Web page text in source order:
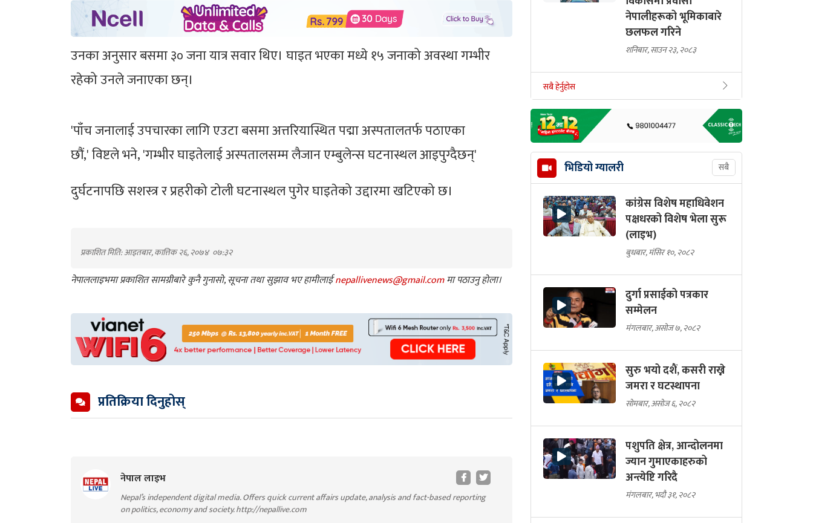
उनका अनुसार बसमा ३० जना यात्र सवार थिए। घाइत भएका मध्ये १५ जनाको अवस्था गम्भीर
रहेको उनले जनाएका छन्।
'पाँच जनालाई उपचारका लागि एउटा बसमा अत्तरियास्थित पद्मा अस्पतालतर्फ पठाएका
छौं,' विष्टले भने, 'गम्भीर घाइतेलाई अस्पतालसम्म लैजान एम्बुलेन्स घटनास्थल आइपुग्दैछन्'
दुर्घटनापछि सशस्त्र र प्रहरीको टोली घटनास्थल पुगेर घाइतेको उद्दारमा खटिएको छ।
प्रकाशित मिति: आइतबार, कात्तिक २६, २०७४ ०७:३२
नेपाललाइभमा प्रकाशित सामग्रीबारे कुनै गुनासो, सूचना तथा सुझाव भए हामीलाईnepallivenews@gmail.comमा पठाउनु होला।
प्रतिक्रिया दिनुहोस्
नेपाल लाइभ
Nepal’s independent digital media. Offers quick current affairs update, analysis and fact-based reporting
on politics, economy and society. http://nepallive.com
नेपालीहरूको भूमिकाबारे
छलफल गरिने
शनिबार, साउन २३, २०८३
सबै हेर्नुहोस
भिडियो ग्यालरी सबै
कांग्रेस विशेष महाधिवेशन
पक्षधरको विशेष भेला सुरू
(लाइभ)
बुधबार, मंसिर १०, २०८२
दुर्गा प्रसाईको पत्रकार
सम्मेलन
मंगलबार, असोज ७, २०८२
सुरु भयो दशैं, कसरी राख्ने
जमरा र घटस्थापना
सोमबार, असोज ६, २०८२
पशुपति क्षेत्र, आन्दोलनमा
ज्यान गुमाएकाहरुको
अन्त्येष्टि गरिदै
मंगलबार, भदौ ३१, २०८२